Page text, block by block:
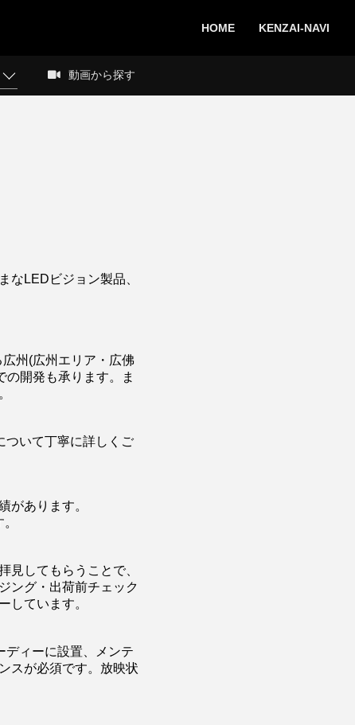
HOME KENZAI-NAVI
動画から探す
なLEDビジョン製品、
州(広州エリア・広佛
開発も承ります。ま
ついて丁寧に詳しくご
があります。
見してもらうことで、
ング・出荷前チェック
しています。
ディーに設置、メンテ
スが必須です。放映状